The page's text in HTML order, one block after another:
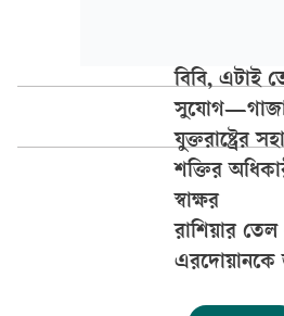
বিবি, এটাই
সুযোগ—গাজা
যুক্তরাষ্ট্রের
শক্তির
স্বাক্ষর
রাশিয়ার
এরদোয়ানকে